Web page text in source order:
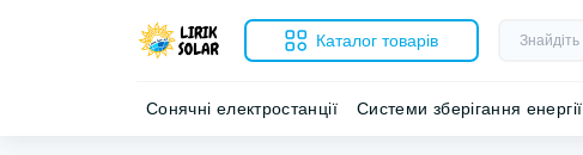
Каталог товарів
Сонячні електростанції Системи зберігання енергії